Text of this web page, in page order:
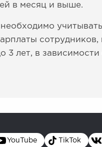
в месяц и выше.
сотрудников,
3 лет, в зависимости
YouTube TikTok